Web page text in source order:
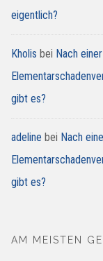
eigentlich?
Kholis bei Nach
gibt es?
adeline bei Nach
gibt es?
AM MEISTEN